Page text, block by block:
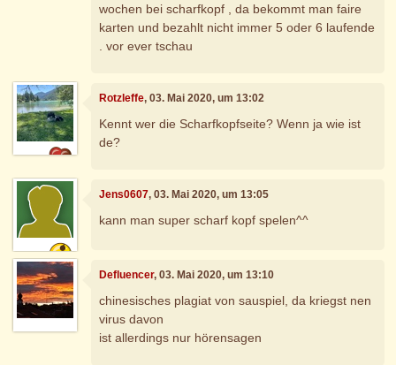
wochen bei scharfkopf , da bekommt man faire
karten und bezahlt nicht immer 5 oder 6 laufende
. vor ever tschau
Rotzleffe, 03. Mai 2020, um 13:02
Kennt wer die Scharfkopfseite? Wenn ja wie ist
de?
Jens0607, 03. Mai 2020, um 13:05
kann man super scharf kopf spelen^^
Defluencer, 03. Mai 2020, um 13:10
chinesisches plagiat von sauspiel, da kriegst nen
virus davon
ist allerdings nur hörensagen